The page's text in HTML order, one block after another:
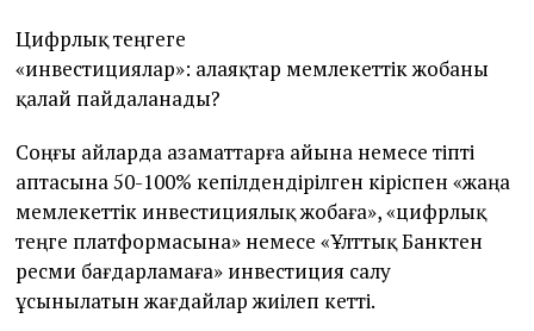
Цифрлық теңгеге
«инвестициялар»: алаяқтар мемлекеттік жобаны
қалай пайдаланады?
Соңғы айларда азаматтарға айына немесе тіпті
аптасына 50-100% кепілдендірілген кіріспен «жаңа
мемлекеттік инвестициялық жобаға», «цифрлық
теңге платформасына» немесе «Ұлттық Банктен
ресми бағдарламаға» инвестиция салу
ұсынылатын жағдайлар жиілеп кетті.